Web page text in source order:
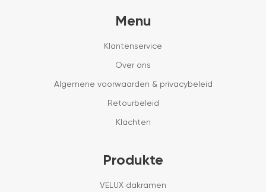
Menu
Klantenservice
Over ons
Algemene voorwaarden & privacybeleid
Retourbeleid
Klachten
Produkte
VELUX dakramen